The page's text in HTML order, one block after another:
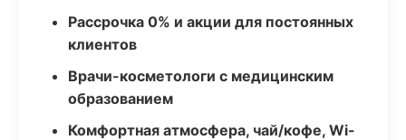
Рассрочка 0% и акции для постоянных
клиентов
Врачи-косметологи с медицинским
образованием
Комфортная атмосфера, чай/кофе, Wi-